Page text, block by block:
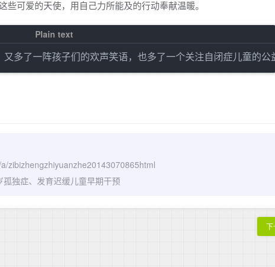
可爱的天使，用自己力所能及的行动奉献温暖。
zibizhengzhiyuanzhe20143070865html
独症、发育迟缓儿童早期干预
下